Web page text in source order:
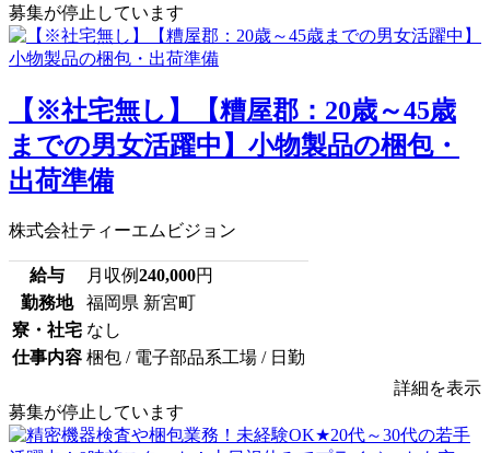
募集が停止しています
【※社宅無し】【糟屋郡：20歳～45歳
までの男女活躍中】小物製品の梱包・
出荷準備
株式会社ティーエムビジョン
給与 月収例240,000円
勤務地
福岡県 新宮町
寮・社宅 なし
仕事内容 梱包 / 電子部品系工場 / 日勤
詳細を表示
募集が停止しています